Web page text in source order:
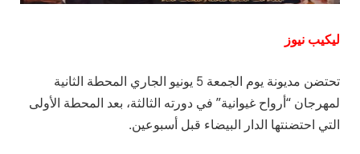
ليكيب نيوز
تحتضن مديونة يوم الجمعة 5 يونيو الجاري المحطة الثانية
لمهرجان “أرواح غيوانية” في دورته الثالثة، بعد المحطة الأولى
التي احتضنتها الدار البيضاء قبل أسبوعين.